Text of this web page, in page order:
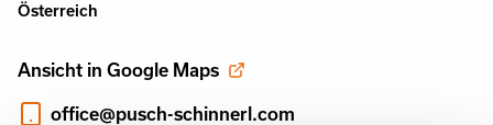
Österreich
Ansicht in Google Maps
office@pusch-schinnerl.com